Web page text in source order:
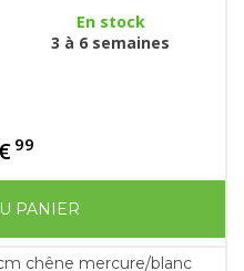
En stock
3 à 6 semaines
€ 99
PANIER
chêne mercure/blanc